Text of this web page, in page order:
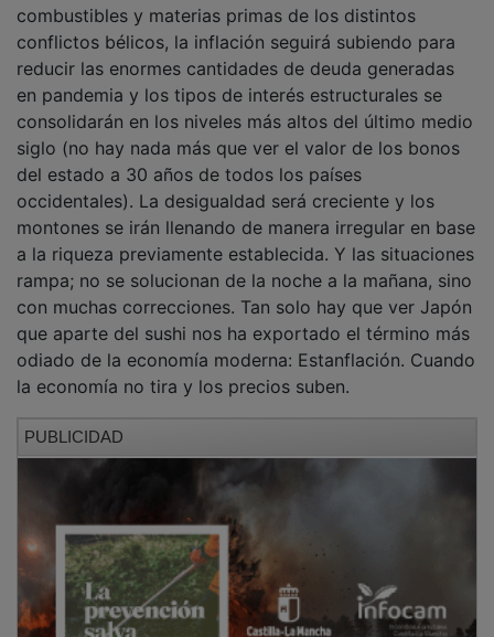
conflictos bélicos, la inflación seguirá subiendo para
reducir las enormes cantidades de deuda generadas
en pandemia y los tipos de interés estructurales se
consolidarán en los niveles más altos del último medio
siglo (no hay nada más que ver el valor de los bonos
del estado a 30 años de todos los países
occidentales). La desigualdad será creciente y los
montones se irán llenando de manera irregular en base
a la riqueza previamente establecida. Y las situaciones
rampa; no se solucionan de la noche a la mañana, sino
con muchas correcciones. Tan solo hay que ver Japón
que aparte del sushi nos ha exportado el término más
odiado de la economía moderna: Estanflación. Cuando
la economía no tira y los precios suben.